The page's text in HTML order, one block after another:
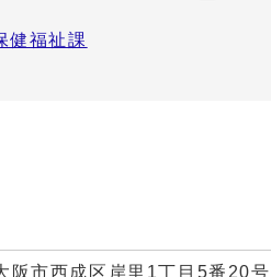
健福祉課
市西成区岸里1丁目5番20号